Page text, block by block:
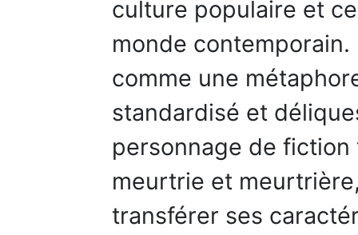
culture populaire et
monde
comme une
standardisé et
personnage de
meurtrie et
transférer ses